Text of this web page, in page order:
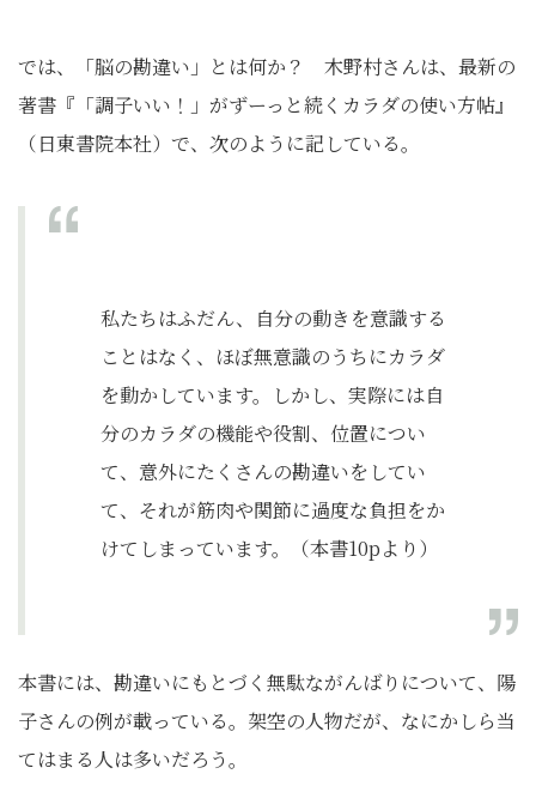
では、「脳の勘違い」とは何か？ 木野村さんは、最新の
著書『「調子いい！」がずーっと続くカラダの使い方帖』
（日東書院本社）で、次のように記している。
私たちはふだん、自分の動きを意識する
ことはなく、ほぼ無意識のうちにカラダ
を動かしています。しかし、実際には自
分のカラダの機能や役割、位置につい
て、意外にたくさんの勘違いをしてい
て、それが筋肉や関節に過度な負担をか
けてしまっています。（本書10pより）
本書には、勘違いにもとづく無駄ながんばりについて、陽
子さんの例が載っている。架空の人物だが、なにかしら当
てはまる人は多いだろう。